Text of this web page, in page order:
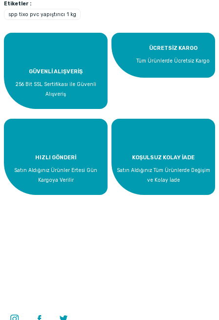
Etiketler :
spp tixo pvc yapıştırıcı 1 kg
GÜVENLİ ALIŞVERİŞ
256 Bit SSL Sertifikası ile Güvenli
Alışveriş
ÜCRETSİZ KARGO
Tüm Ürünlerde Ücretsiz Kargo
HIZLI GÖNDERİ
Satın Aldığınız Ürünler Ertesi Gün
Kargoya Verilir
KOŞULSUZ KOLAY İADE
Satın Aldığınız Tüm Ürünlerde Değişim
ve Kolay İade